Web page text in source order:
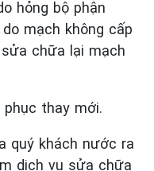
hỏng bộ phận
mạch không cấp
chữa lại mạch
phục thay mới.
quý khách nước ra
dich vụ sửa chữa